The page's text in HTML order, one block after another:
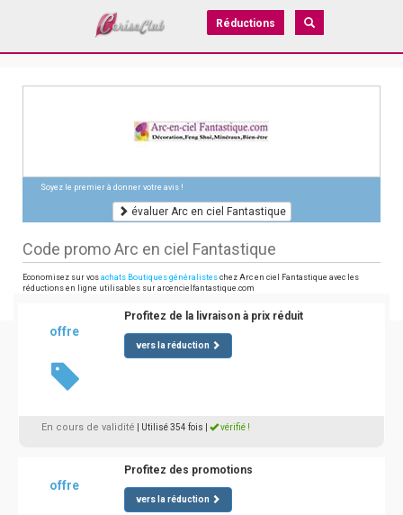
Réductions
Soyez le premier à donner votre avis !
évaluer Arc en ciel Fantastique
Code promo Arc en ciel Fantastique
Economisez sur vos achats Boutiques généralistes chez Arc en ciel Fantastique avec les
réductions en ligne utilisables sur arcencielfantastique.com
offre
Profitez de la livraison à prix réduit
vers la réduction
En cours de validité | Utilisé 354 fois vérifié !
offre
Profitez des promotions
vers la réduction